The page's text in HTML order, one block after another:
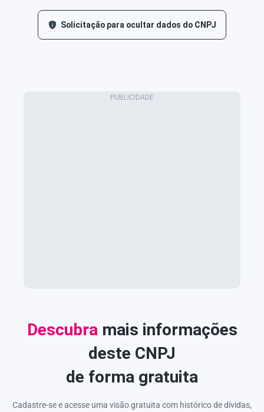
Solicitação para ocultar dados do CNPJ
Descubra mais informações
deste CNPJ
de forma gratuita
Cadastre-se e acesse uma visão gratuita com histórico de dívidas,